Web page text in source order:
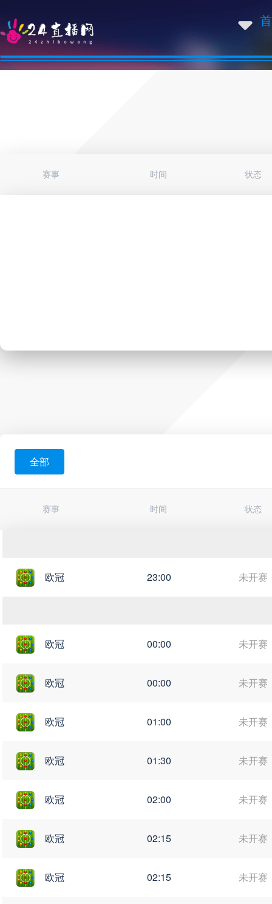
赛事 时间 状态
全部
赛事 时间 状态
欧冠 23:00 未开赛
欧冠 00:00 未开赛
欧冠 00:00 未开赛
欧冠 01:00 未开赛
欧冠 01:30 未开赛
欧冠 02:00 未开赛
欧冠 02:15 未开赛
欧冠 02:15 未开赛